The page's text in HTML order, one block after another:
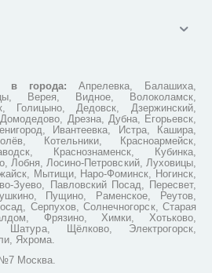
в города: Апрелевка, Балашиха,
Верея, Видное, Волоколамск,
Голицыно, Дедовск, Дзержинский,
Дрезна, Дубна, Егорьевск,
Ивантеевка, Истра, Кашира,
Котельники, Красноармейск,
Краснознаменск, Кубинка,
Лобня, Лосино-Петровский, Луховицы,
Мытищи, Наро-Фоминск, Ногинск,
Зуево, Павловский Посад, Пересвет,
Пущино, Раменское, Реутов,
Серпухов, Солнечногорск, Старая
Фрязино, Химки, Хотьково,
Шатура, Щёлково, Электрогорск,
Яхрома.
Москва.